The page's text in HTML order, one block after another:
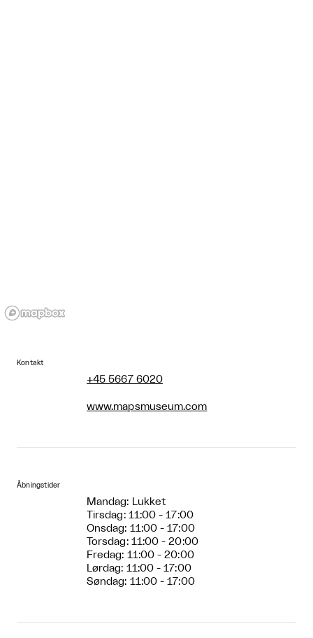
Kontakt
+45 5667 6020
www.mapsmuseum.com
Åbningstider
Mandag: Lukket
Tirsdag: 11:00 - 17:00
Onsdag: 11:00 - 17:00
Torsdag: 11:00 - 20:00
Fredag: 11:00 - 20:00
Lørdag: 11:00 - 17:00
Søndag: 11:00 - 17:00